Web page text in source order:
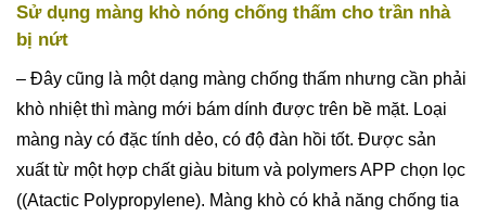
Sử dụng màng khò nóng chống thấm cho trần nhà
bị nứt
– Đây cũng là một dạng màng chống thấm nhưng cần phải
khò nhiệt thì màng mới bám dính được trên bề mặt. Loại
màng này có đặc tính dẻo, có độ đàn hồi tốt. Được sản
xuất từ một hợp chất giàu bitum và polymers APP chọn lọc
((Atactic Polypropylene). Màng khò có khả năng chống tia